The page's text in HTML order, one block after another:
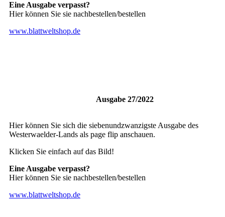
Eine Ausgabe verpasst?
Hier können Sie sie nachbestellen/bestellen
www.blattweltshop.de
Ausgabe 27/2022
Hier können Sie sich die siebenundzwanzigste Ausgabe des
Westerwaelder-Lands als page flip anschauen.
Klicken Sie einfach auf das Bild!
Eine Ausgabe verpasst?
Hier können Sie sie nachbestellen/bestellen
www.blattweltshop.de